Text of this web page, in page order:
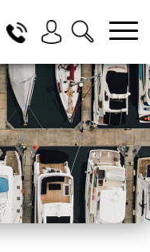
בחר תתקטגוריה